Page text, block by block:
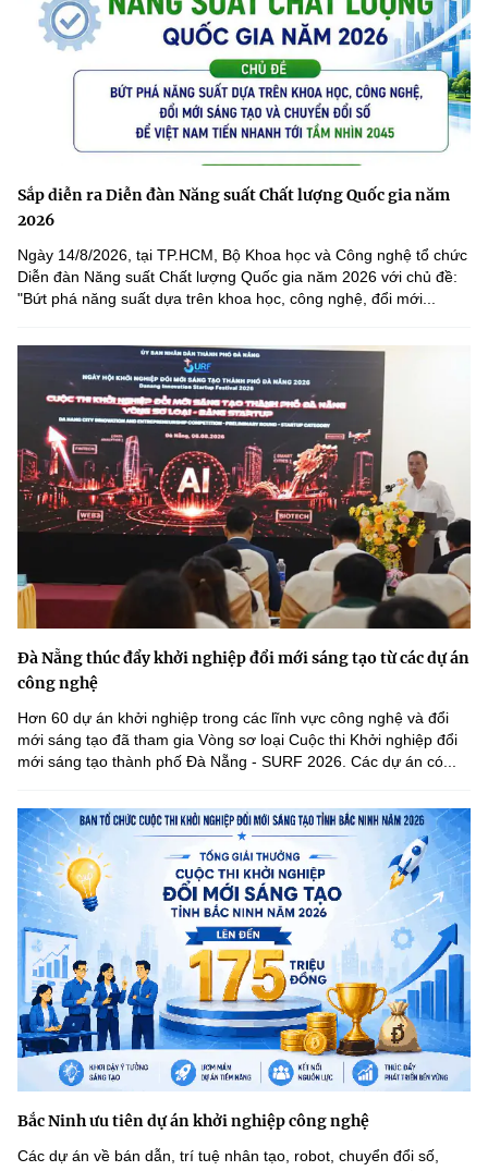
Sắp diễn ra Diễn đàn Năng suất Chất lượng Quốc gia năm
2026
Ngày 14/8/2026, tại TP.HCM, Bộ Khoa học và Công nghệ tổ chức
Diễn đàn Năng suất Chất lượng Quốc gia năm 2026 với chủ đề:
"Bứt phá năng suất dựa trên khoa học, công nghệ, đổi mới...
Đà Nẵng thúc đẩy khởi nghiệp đổi mới sáng tạo từ các dự án
công nghệ
Hơn 60 dự án khởi nghiệp trong các lĩnh vực công nghệ và đổi
mới sáng tạo đã tham gia Vòng sơ loại Cuộc thi Khởi nghiệp đổi
mới sáng tạo thành phố Đà Nẵng - SURF 2026. Các dự án có...
Bắc Ninh ưu tiên dự án khởi nghiệp công nghệ
Các dự án về bán dẫn, trí tuệ nhân tạo, robot, chuyển đổi số,